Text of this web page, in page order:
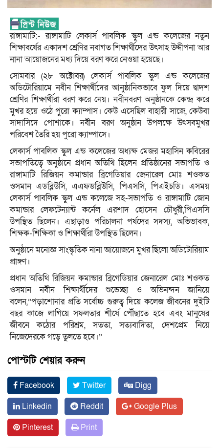
রাঙ্গামাটি:- রাঙ্গামাটি লেকার্স পাবলিক স্কুল এন্ড কলেজের নতুন
শিক্ষাবর্ষের একাদশ শ্রেণির নবাগত শিক্ষার্থীদের উৎসাহ উদ্দীপনা আর
নানা আয়োজনের মধ্য দিয়ে বরণ করে নেওয়া হয়েছে।
সোমবার (২৮ অক্টোবর) লেকার্স পাবলিক স্কুল এন্ড কলেজের
অডিটোরিয়ামে নবীন শিক্ষার্থীদের আনুষ্ঠানিকভাবে ফুল দিয়ে দ্বাদশ
শ্রেণির শিক্ষার্থীরা বরণ করে নেয়। নবীনবরণ অনুষ্ঠানকে কেন্দ্র করে
মুখর হয়ে ওঠে পুরো ক্যাম্পাস। কেউ এসেছিল বাহারী সাজে, কেউবা
সাদাসিদে পোশাকে। নবীন বরণ অনুষ্ঠান উপলক্ষে উৎসবমুখর
পরিবেশ তৈরি হয় পুরো ক্যাম্পাসে।
লেকার্স পাবলিক স্কুল এন্ড কলেজের অধ্যক্ষ মেজর মহাসিন কবিরের
সভাপতিত্বে অনুষ্ঠানে প্রধান অতিথি ছিলেন প্রতিষ্ঠানের সভাপতি ও
রাঙ্গামাটি রিজিয়ন কমান্ডার ব্রিগেডিয়ার জেনারেল মোঃ শওকত
ওসমান এডব্লিউসি, এএফডব্লিউসি, পিএসসি, পিএইচডি। এসময়
লেকার্স পাবলিক স্কুল এন্ড কলেজে সহ-সভাপতি ও রাঙ্গামাটি জোন
কমান্ডার লেফটেন্যান্ট কর্নেল এরশাদ হোসেন চৌধুরী,পিএসসি
উপস্থিত ছিলেন। এছাড়াও পরিচালনা পর্ষদের সদস্য, অভিভাবক,
শিক্ষক-শিক্ষিকা ও শিক্ষার্থীরা উপস্থিত ছিলেন।
অনুষ্ঠানে মনোজ্ঞ সাংস্কৃতিক নানা আয়োজনে মুখর ছিলো অডিটোরিয়াম
প্রাঙ্গণ।
প্রধান অতিথি রিজিয়ন কমান্ডার ব্রিগেডিয়ার জেনারেল মোঃ শওকত
ওসমান নবীন শিক্ষার্থীদের শুভেচ্ছা ও অভিনন্দন জানিয়ে
বলেন,”পড়াশোনার প্রতি সর্বোচ্চ গুরুত্ব দিয়ে কলেজ জীবনের দুইটি
বছর কাজে লাগিয়ে সফলতার শীর্ষে পৌঁছাতে হবে এবং মানুষের
জীবনে কঠোর পরিশ্রম, সততা, সত্যবাদিতা, দেশপ্রেম নিয়ে
নিজেদেরকে গড়ে তুলতে হবে।”
পোস্টটি শেয়ার করুন
Facebook Twitter
Digg
Linkedin
Reddit
Google Plus
Pinterest
Print